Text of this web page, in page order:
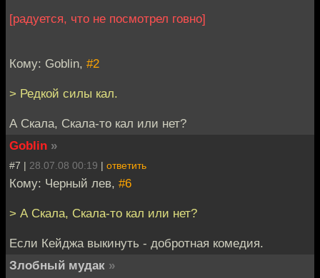
[радуется, что не посмотрел говно]
Кому: Goblin, #2
> Редкой силы кал.
А Скала, Скала-то кал или нет?
Goblin »
#7 | 28.07.08 00:19 | ответить
Кому: Черный лев, #6
> А Скала, Скала-то кал или нет?
Если Кейджа выкинуть - добротная комедия.
Злобный мудак »